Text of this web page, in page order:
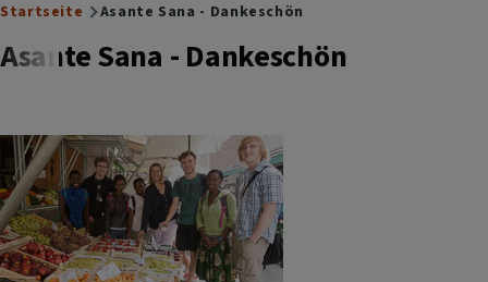
Breadcrumb
Startseite Asante Sana - Dankeschön
Asante Sana - Dankeschön